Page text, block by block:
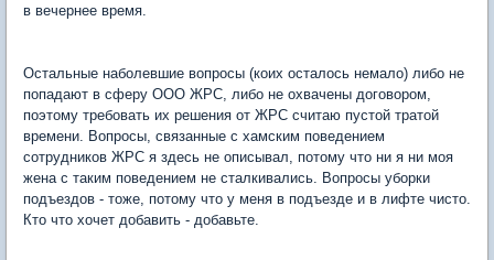
в вечернее время.
Остальные наболевшие вопросы (коих осталось немало) либо не
попадают в сферу ООО ЖРС, либо не охвачены договором,
поэтому требовать их решения от ЖРС считаю пустой тратой
времени. Вопросы, связанные с хамским поведением
сотрудников ЖРС я здесь не описывал, потому что ни я ни моя
жена с таким поведением не сталкивались. Вопросы уборки
подъездов - тоже, потому что у меня в подъезде и в лифте чисто.
Кто что хочет добавить - добавьте.